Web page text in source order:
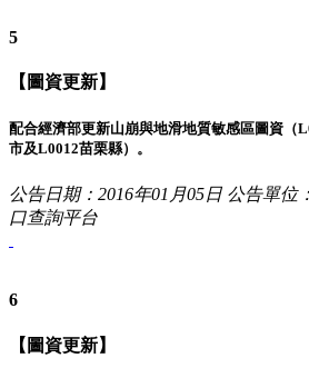
5
【圖資更新】
配合經濟部更新山崩與地滑地質敏感區圖資（
市及L0012苗栗縣）。
公告日期：2016年01月05日 公告單位
口查詢平台
6
【圖資更新】